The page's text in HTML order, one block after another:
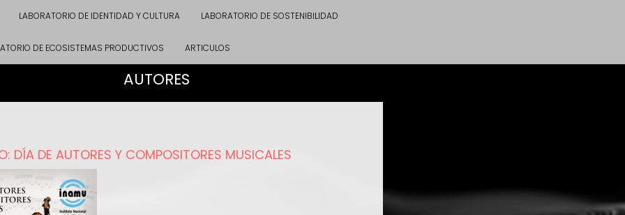
LABORATORIO DE IDENTIDAD Y CULTURA LABORATORIO DE SOSTENIBILIDAD
DE ECOSISTEMAS PRODUCTIVOS ARTICULOS
AUTORES
DÍA DE AUTORES Y COMPOSITORES MUSICALES